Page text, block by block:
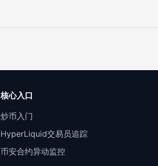
核心入口
炒币入门
HyperLiquid交易员追踪
币安合约异动监控